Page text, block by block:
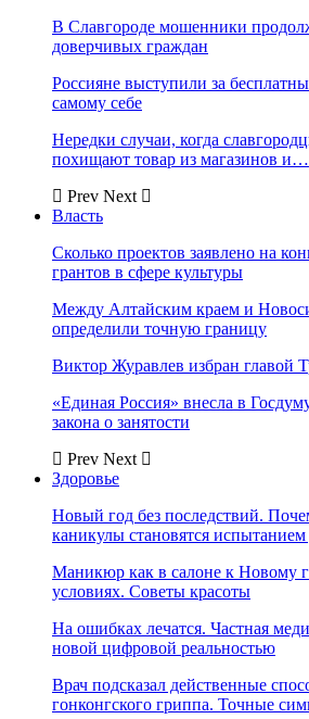
В Славгороде мошенники
доверчивых граждан
Россияне выступили за
самому себе
Нередки случаи, когда
похищают товар из магазинов и…
Prev Next
Власть
Сколько проектов заявлено на
грантов в сфере культуры
Между Алтайским краем и
определили точную границу
Виктор Журавлев избран главой
«Единая Россия» внесла в
закона о занятости
Prev Next
Здоровье
Новый год без последствий.
каникулы становятся
Маникюр как в салоне к Новому
условиях. Советы красоты
На ошибках лечатся. Частная
новой цифровой реальностью
Врач подсказал действенные
гонконгского гриппа. Точные